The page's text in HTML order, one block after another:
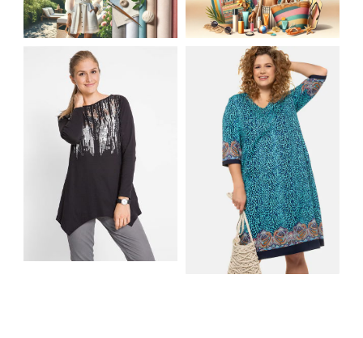
LETNIA MODA
PLAŻOWA: STROJE
KĄPIELOWE I
AKCESORIA, KTÓRE
MUSISZ MIEĆ
JAK STYLOWO
PRZETRWAĆ UPALNE
DNI: NAJLEPSZE
MATERIAŁY I KROJE
NA LATO